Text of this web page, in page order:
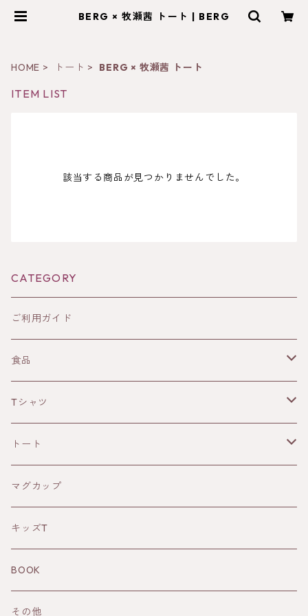
BERG × 牧瀬茜 トート | BERG
HOME トート BERG × 牧瀬茜 トート
ITEM LIST
該当する商品が見つかりませんでした。
CATEGORY
ご利用ガイド
食品
ギフトセット
スイーツギフト
単品
コーヒー
スイーツ
オーガニックティー
Tシャツ
Tシャツ
ロンT
藍染めTシャツ
BERG × 牧瀬茜 Tシャツ
トート
Mトート
Lトート
BERG × 牧瀬茜 トート
マグカップ
キッズT
BOOK
その他